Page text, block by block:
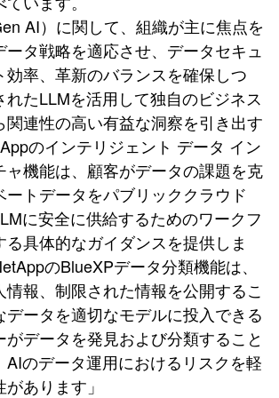
AI）に関して、組織が主に焦点を
タ戦略を適応させ、データセキュ
効率、革新のバランスを確保しつ
たLLMを活用して独自のビジネス
関連性の高い有益な洞察を引き出す
のインテリジェント データ イン
ャ機能は、顧客がデータの課題を克
ートデータをパブリッククラウド
に安全に供給するためのワークフ
る具体的なガイダンスを提供しま
のBlueXPデータ分類機能は、
報、制限された情報を公開するこ
データを適切なモデルに投入できる
がデータを発見および分類すること
AIのデータ運用におけるリスクを軽
あります」